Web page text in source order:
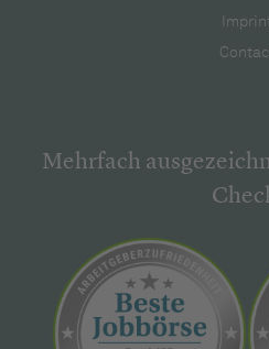
Mehrfach